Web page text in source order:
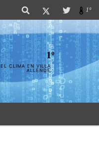
1º
1º
EL CLIMA EN VILLA
ALLENDE